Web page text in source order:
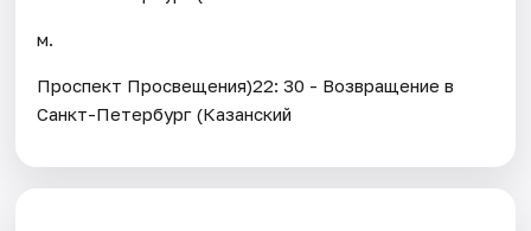
м.
Проспект Просвещения)22: 30 - Возвращение в
Санкт-Петербург (Казанский